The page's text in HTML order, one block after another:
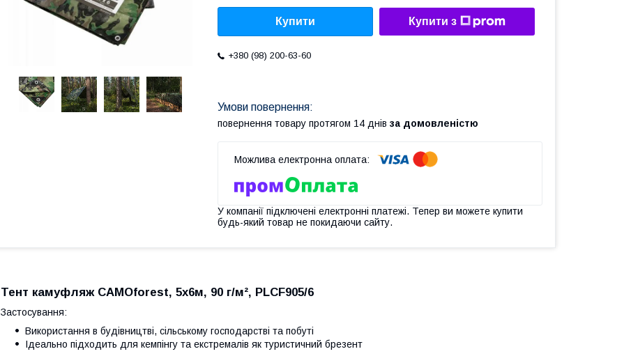
Купити Купити з
+380 (98) 200-63-60
повернення товару протягом 14 днів за домовленістю
У компанії підключені електронні платежі. Тепер ви можете купити
будь-який товар не покидаючи сайту.
Тент камуфляж CAMOforest, 5х6м, 90 г/м², PLCF905/6
Застосування:
Використання в будівництві, сільському господарстві та побуті
Ідеально підходить для кемпінгу та екстремалів як туристичний брезент